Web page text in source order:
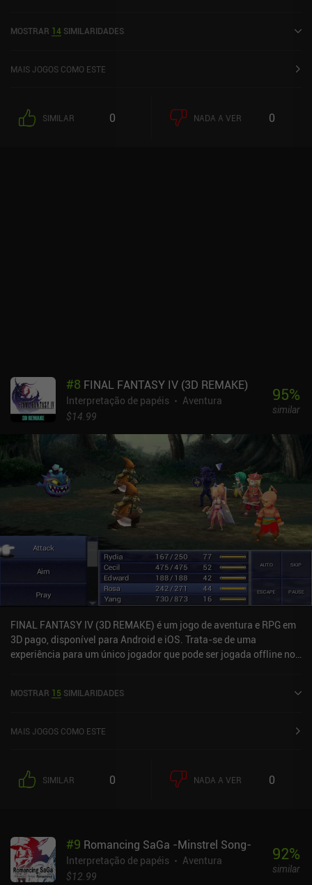
tem uma classificação atual de 4,2 de 5,0 no Google Play e 4,1 de
MOSTRAR 14 SIMILARIDADES
MAIS JOGOS COMO ESTE
SIMILAR 0 NADA A VER 0
#8 FINAL FANTASY IV (3D REMAKE)
Interpretação de papéis
Aventura
$14.99
95%
similar
FINAL FANTASY IV (3D REMAKE) é um jogo de aventura e RPG em
3D pago, disponível para Android e iOS. Trata-se de uma
experiência para um único jogador que pode ser jogada offline no
lançado em junho de 2013 e tem uma avaliação atual de 4,1 de 5,0
MOSTRAR 15 SIMILARIDADES
MAIS JOGOS COMO ESTE
SIMILAR 0 NADA A VER 0
#9 Romancing SaGa -Minstrel Song-
Interpretação de papéis
Aventura
$12.99
92%
similar